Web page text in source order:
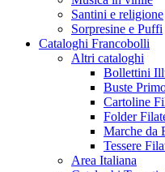
Santini e religione
Sorpresine e Puffi
Cataloghi Francobolli
Altri cataloghi
Bollettini
Buste
Cartoline
Folder
Marche da
Tessere
Area Italiana